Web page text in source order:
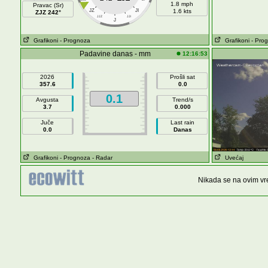
Pravac (Sr)
ZJZ 242°
JZ JI
JJZ JJI
J
1.8 mph
1.6 kts
Grafikoni - Prognoza Grafikoni -
Padavine danas - mm 12:16:53
2026
357.6
Avgusta
3.7
Juče
0.0
0.1
Prošli sat
0.0
Trend/s
0.000
Last rain
Danas
Grafikoni - Prognoza - Radar Uvećaj
Nikada se na ovim